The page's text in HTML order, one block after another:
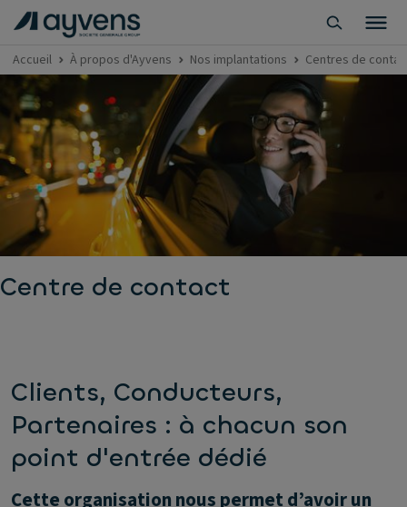
Accueil À propos d'Ayvens Nos implantations Centres de
Centre de contact
Clients, Conducteurs,
Partenaires : à chacun son
point d'entrée dédié
Cette organisation nous permet d’avoir un